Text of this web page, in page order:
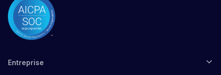
Entreprise